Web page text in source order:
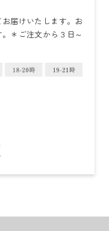
届けいたします。お
＊ご注文から３日～